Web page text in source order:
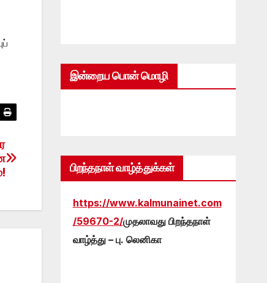
இன்றைய பொன் மொழி
பிறந்தநாள் வாழ்த்துக்கள்
https://www.kalmunainet.com
/59670-2/முதலாவது பிறந்தநாள்
வாழ்த்து – பு. லெனிகா